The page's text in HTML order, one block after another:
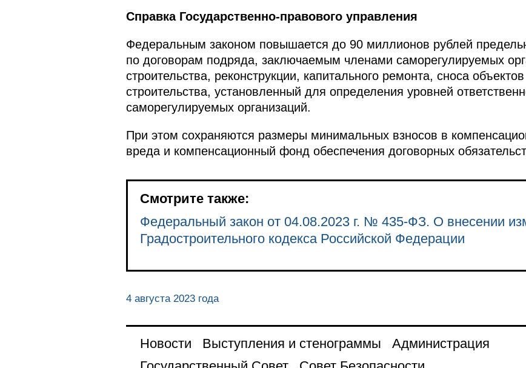
Справка Государственно-правового управления
Федеральным законом повышается до 90 миллионов рублей
по договорам подряда, заключаемым членами саморегулируемых
строительства, реконструкции, капитального ремонта, сноса
строительства, установленный для определения уровней
саморегулируемых организаций.
При этом сохраняются размеры минимальных взносов в
вреда и компенсационный фонд обеспечения договорных
Смотрите также:
Федеральный закон от 04.08.2023 г. № 435-ФЗ. О внесении
Градостроительного кодекса Российской Федерации
4 августа 2023 года
Новости Выступления и стенограммы
Администрация